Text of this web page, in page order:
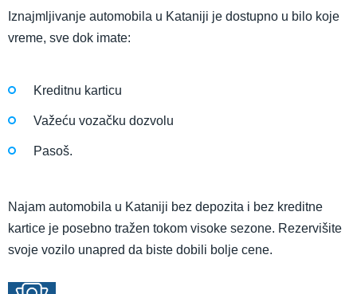
Iznajmljivanje automobila u Kataniji je dostupno u bilo koje
vreme, sve dok imate:
Kreditnu karticu
Važeću vozačku dozvolu
Pasoš.
Najam automobila u Kataniji bez depozita i bez kreditne
kartice je posebno tražen tokom visoke sezone. Rezervišite
svoje vozilo unapred da biste dobili bolje cene.